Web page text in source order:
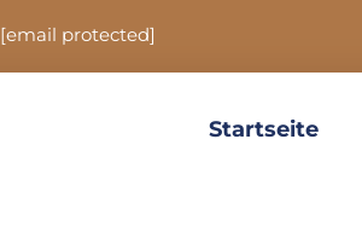
[email protected]
Startseite